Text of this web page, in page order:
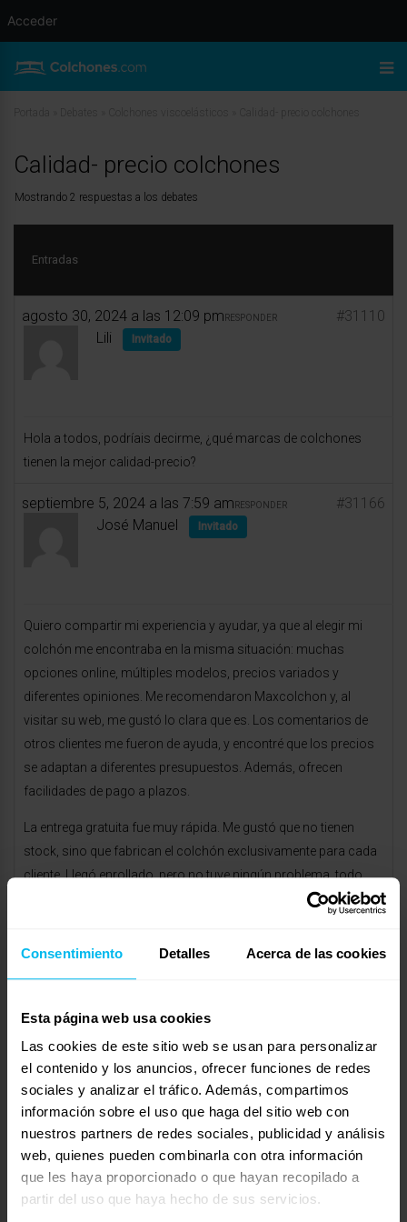
Consentimiento Detalles Acerca de las cookies
Esta página web usa cookies
Las cookies de este sitio web se usan para personalizar
el contenido y los anuncios, ofrecer funciones de redes
sociales y analizar el tráfico. Además, compartimos
información sobre el uso que haga del sitio web con
nuestros partners de redes sociales, publicidad y análisis
web, quienes pueden combinarla con otra información
que les haya proporcionado o que hayan recopilado a
partir del uso que haya hecho de sus servicios.
Calidad- precio colchones
Mostrando 2 respuestas a los debates
Entradas
agosto 30, 2024 a las 12:09 pm #31110
RESPONDER
Lili Invitado
Hola a todos, podríais decirme, ¿qué marcas de colchones
tienen la mejor calidad-precio?
septiembre 5, 2024 a las 7:59 am #31166
RESPONDER
José Manuel Invitado
Quiero compartir mi experiencia y ayudar, ya que al elegir mi
colchón me encontraba en la misma situación: muchas
opciones online, múltiples modelos, precios variados y
diferentes opiniones. Me recomendaron Maxcolchon y, al
visitar su web, me gustó lo clara que es. Los comentarios de
otros clientes me fueron de ayuda, y encontré que los precios
se adaptan a diferentes presupuestos. Además, ofrecen
facilidades de pago a plazos.
La entrega gratuita fue muy rápida. Me gustó que no tienen
stock, sino que fabrican el colchón exclusivamente para cada
cliente. Llegó enrollado, pero no tuve ningún problema, todo
así que aproveché para comprar un relleno nórdico, funda
nórdica, sábanas y el protector quita y pon, que recomiendo al
enero 9, 2025 a las 8:06 am #34818
RESPONDER
Maxcolchon Nexum Invitado
¡Hola! Nos alegra mucho que el resultado haya sido tan
positivo.
Acceder